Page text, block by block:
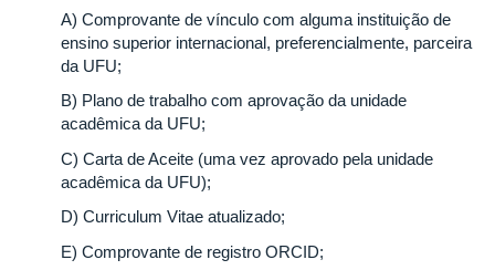
A) Comprovante de vínculo com alguma instituição de
ensino superior internacional, preferencialmente, parceira
da UFU;
B) Plano de trabalho com aprovação da unidade
acadêmica da UFU;
C) Carta de Aceite (uma vez aprovado pela unidade
acadêmica da UFU);
D) Curriculum Vitae atualizado;
E) Comprovante de registro ORCID;